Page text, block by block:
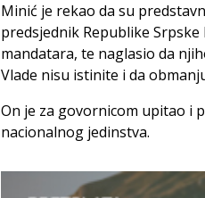
Minić je rekao da su
predsjednik Republike
mandatara, te naglasio da
Vlade nisu istinite i da
On je za govornicom upitao i
nacionalnog jedinstva.